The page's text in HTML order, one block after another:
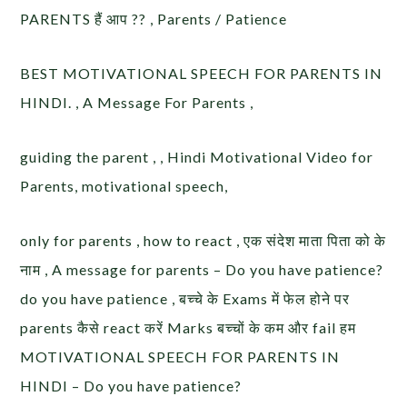
PARENTS हैं आप ?? , Parents / Patience
BEST MOTIVATIONAL SPEECH FOR PARENTS IN
HINDI. , A Message For Parents ,
guiding the parent , , Hindi Motivational Video for
Parents, motivational speech,
only for parents , how to react , एक संदेश माता पिता को के
नाम , A message for parents – Do you have patience?
do you have patience , बच्चे के Exams में फेल होने पर
parents कैसे react करें Marks बच्चों के कम और fail हम
MOTIVATIONAL SPEECH FOR PARENTS IN
HINDI – Do you have patience?